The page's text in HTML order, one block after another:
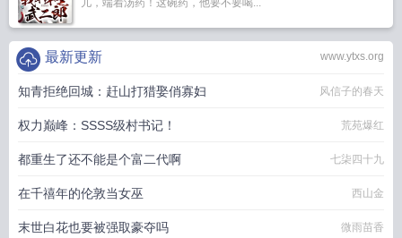
儿，端着汤药！这碗药，他要不要喝...
www.ytxs.org
最新更新
知青拒绝回城：赶山打猎娶俏寡妇 风信子的春天
权力巅峰：SSSS级村书记！ 荒苑爆红
都重生了还不能是个富二代啊 七柒四十九
在千禧年的伦敦当女巫 西山金
末世白花也要被强取豪夺吗 微雨苗香